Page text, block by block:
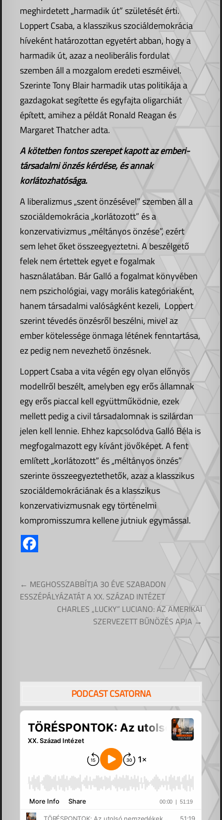
meghirdetett „harmadik út” születését érti.
Loppert Csaba, a klasszikus szociáldemokrácia
híveként határozottan egyetért abban, hogy a
harmadik út, azaz a neoliberális fordulat
szemben áll a mozgalom eredeti eszméivel.
Szerinte Tony Blair harmadik utas politikája a
gazdagokat segítette és egyfajta oligarchiát
épített, amihez a példát Ronald Reagan és
Margaret Thatcher adta.
A kötetben fontos szerepet kapott az emberi-
társadalmi önzés kérdése, és annak
korlátozhatósága.
A liberalizmus „szent önzésével” szemben áll a
szociáldemokrácia „korlátozott” és a
konzervativizmus „méltányos önzése”, ezért
sem lehet őket összeegyeztetni. A beszélgető
felek nem értettek egyet e fogalmak
használatában. Bár Galló a fogalmat könyvében
nem pszichológiai, vagy morális kategóriaként,
hanem társadalmi valóságként kezeli, Loppert
szerint tévedés önzésről beszélni, mivel az
ember kötelessége önmaga létének fenntartása,
ez pedig nem nevezhető önzésnek.
Loppert Csaba a vita végén egy olyan előnyös
modellről beszélt, amelyben egy erős államnak
egy erős piaccal kell együttműködnie, ezek
mellett pedig a civil társadalomnak is szilárdan
jelen kell lennie. Ehhez kapcsolódva Galló Béla is
megfogalmazott egy kívánt jövőképet. A fent
említett „korlátozott” és „méltányos önzés”
szerinte összeegyeztethetők, azaz a klasszikus
szociáldemokráciának és a klasszikus
konzervativizmusnak egy történelmi
kompromisszumra kellene jutniuk egymással.
Bejegyzés
navigáció
← MEGHOSSZABBÍTJA 30 ÉVE SZABADON
ESSZÉPÁLYÁZATÁT A XX. SZÁZAD INTÉZET
CHARLES „LUCKY” LUCIANO: AZ AMERIKAI
SZERVEZETT BŰNÖZÉS APJA →
PODCAST CSATORNA